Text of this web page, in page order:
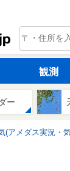
tenki.jp
観測
ー
(アメダス実況・